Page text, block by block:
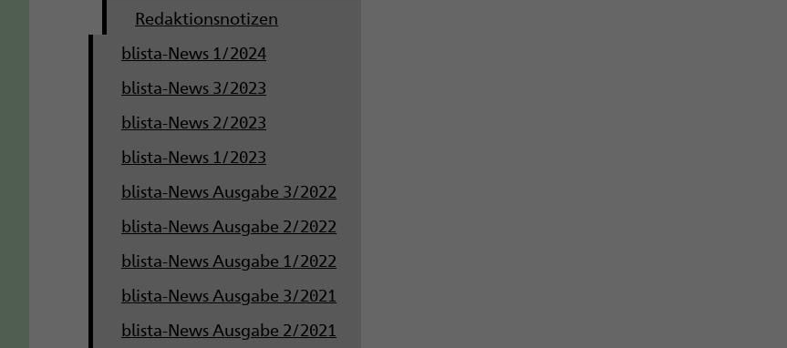
Redaktionsnotizen
blista-News 1/2024
blista-News 3/2023
blista-News 2/2023
blista-News 1/2023
blista-News Ausgabe 3/2022
blista-News Ausgabe 2/2022
blista-News Ausgabe 1/2022
blista-News Ausgabe 3/2021
blista-News Ausgabe 2/2021